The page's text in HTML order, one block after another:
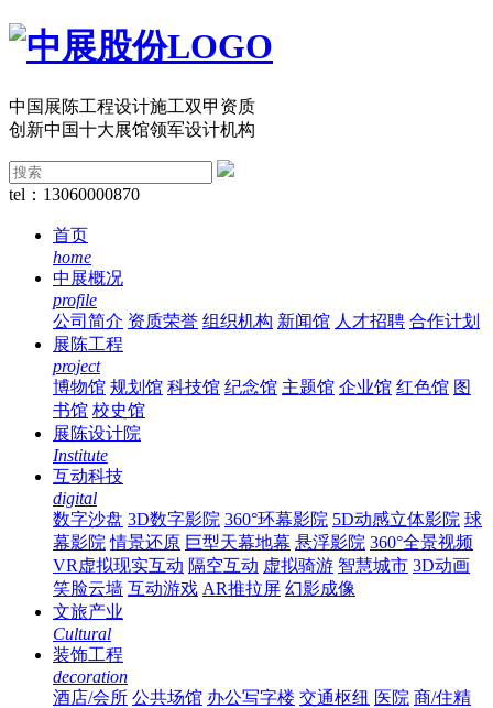
中国展陈工程设计施工双甲资质
创新中国十大展馆领军设计机构
tel：13060000870
首页
home
中展概况
profile
公司简介 资质荣誉 组织机构 新闻馆 人才招聘 合作计划
展陈工程
project
博物馆 规划馆 科技馆 纪念馆 主题馆 企业馆 红色馆 图
书馆 校史馆
展陈设计院
Institute
互动科技
digital
数字沙盘 3D数字影院 360°环幕影院 5D动感立体影院 球
幕影院 情景还原 巨型天幕地幕 悬浮影院 360°全景视频
VR虚拟现实互动 隔空互动 虚拟骑游 智慧城市 3D动画
笑脸云墙 互动游戏 AR推拉屏 幻影成像
文旅产业
Cultural
装饰工程
decoration
酒店/会所 公共场馆 办公写字楼 交通枢纽 医院 商/住精